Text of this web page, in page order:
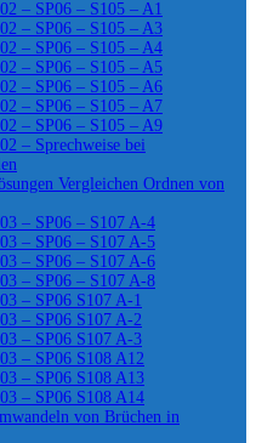
– SP06 – S105 – A1
– SP06 – S105 – A3
– SP06 – S105 – A4
– SP06 – S105 – A5
– SP06 – S105 – A6
– SP06 – S105 – A7
– SP06 – S105 – A9
– Sprechweise bei
Vergleichen Ordnen von
– SP06 – S107 A-4
– SP06 – S107 A-5
– SP06 – S107 A-6
– SP06 – S107 A-8
– SP06 S107 A-1
– SP06 S107 A-2
– SP06 S107 A-3
– SP06 S108 A12
– SP06 S108 A13
– SP06 S108 A14
von Brüchen in